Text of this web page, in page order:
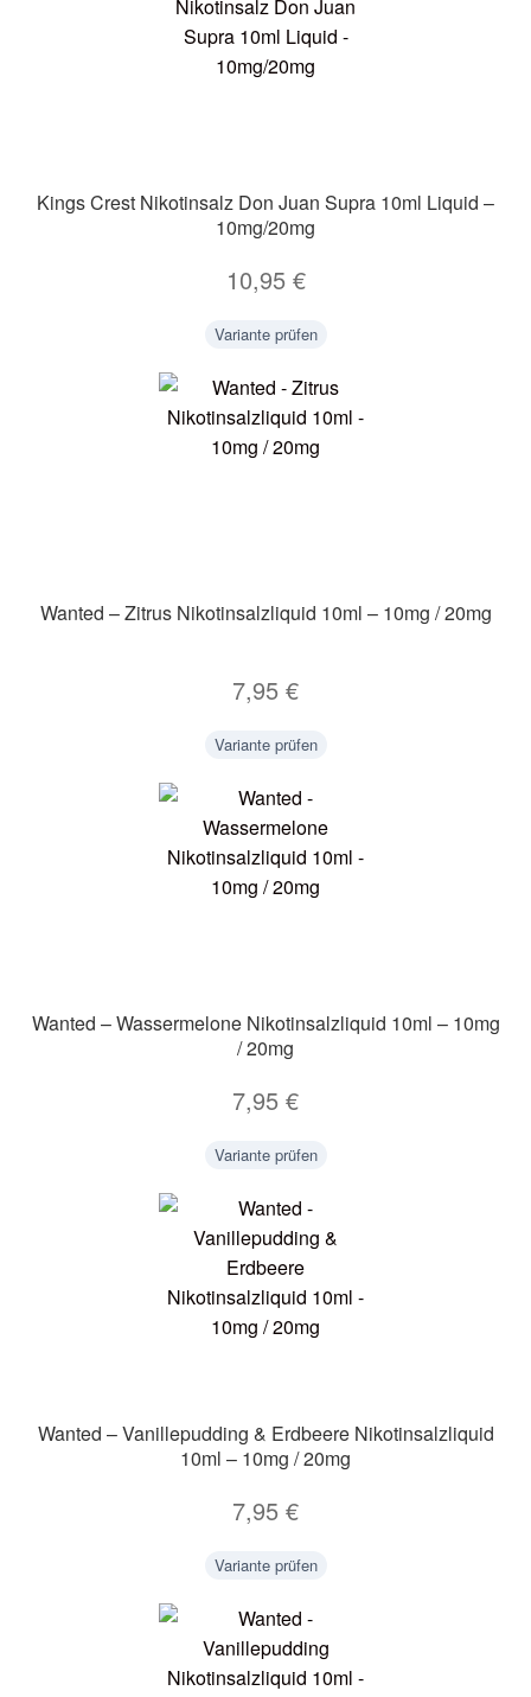
Kings Crest Nikotinsalz Don Juan Supra 10ml Liquid –
10mg/20mg
10,95 €
Variante prüfen
Wanted – Zitrus Nikotinsalzliquid 10ml – 10mg / 20mg
7,95 €
Variante prüfen
Wanted – Wassermelone Nikotinsalzliquid 10ml – 10mg
/ 20mg
7,95 €
Variante prüfen
Wanted – Vanillepudding & Erdbeere Nikotinsalzliquid
10ml – 10mg / 20mg
7,95 €
Variante prüfen